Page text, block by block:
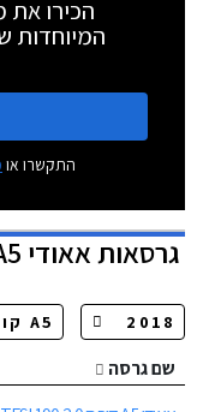
הכירו את
המיוחדות
התקשרו או
גרסאותאאודי A5 קופה
שם גרסה